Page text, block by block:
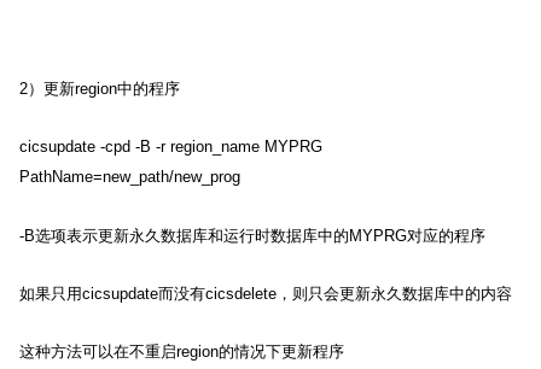
2）更新region中的程序
cicsupdate -cpd -B -r region_name MYPRG
PathName=new_path/new_prog
-B选项表示更新永久数据库和运行时数据库中的 MYPRG对应的程序
如果只用cicsupdate而没有cicsdelete ，则只会更新永久数据库中的内容
这种方法可以在不重启region的情况下更新程序